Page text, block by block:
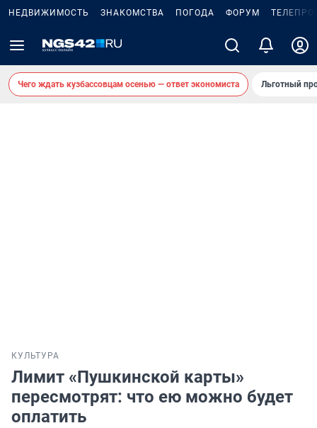
НЕДВИЖИМОСТЬ ЗНАКОМСТВА ПОГОДА ФОРУМ
Чего ждать кузбассовцам осенью — ответ экономиста Льготный
КУЛЬТУРА
Лимит «Пушкинской карты»
пересмотрят: что ею можно будет
оплатить